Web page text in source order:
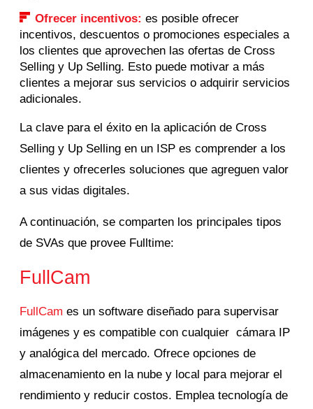
Ofrecer incentivos: es posible ofrecer
incentivos, descuentos o promociones especiales a
los clientes que aprovechen las ofertas de Cross
Selling y Up Selling. Esto puede motivar a más
clientes a mejorar sus servicios o adquirir servicios
adicionales.
La clave para el éxito en la aplicación de Cross
Selling y Up Selling en un ISP es comprender a los
clientes y ofrecerles soluciones que agreguen valor
a sus vidas digitales.
A continuación, se comparten los principales tipos
de SVAs que provee Fulltime:
FullCam
FullCam es un software diseñado para supervisar
imágenes y es compatible con cualquier cámara IP
y analógica del mercado.Ofrece opciones de
almacenamiento en la nube y local para mejorar el
rendimiento y reducir costos. Emplea tecnología de